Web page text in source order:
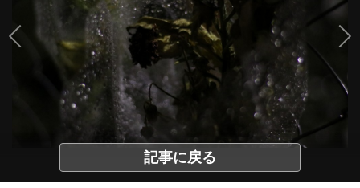
記事に戻る